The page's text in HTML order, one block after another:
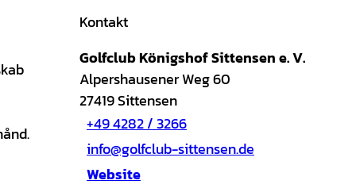
Kontakt
Golfclub Königshof Sittensen e. V.
Alpershausener Weg 60
27419Sittensen
+49 4282 / 3266
info@golfclub-sittensen.de
Website